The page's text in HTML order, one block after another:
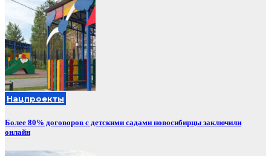
Нацпроекты
Более 80% договоров с детскими садами новосибирцы заключили
онлайн